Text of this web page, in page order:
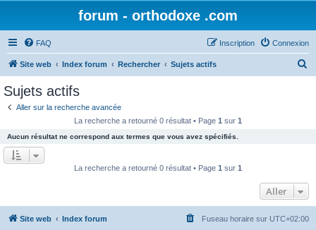
forum - orthodoxe .com
FAQ Connexion
Inscription
Site web Index forum Rechercher Sujets actifs
e
r
Sujets actifs
Aller sur la recherche avancée
La recherche a retourné 0 résultat • Page 1 sur 1
Aucun résultat ne correspond aux termes que vous avez spécifiés.
La recherche a retourné 0 résultat • Page 1 sur 1
Aller
Site web Index forum Fuseau horaire sur UTC+02:00